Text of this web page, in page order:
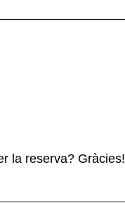
la reserva? Gràcies!